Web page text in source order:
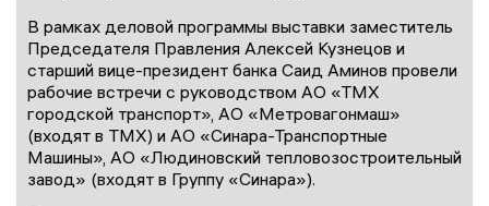
В рамках деловой программы выставки заместитель
Председателя Правления Алексей Кузнецов и
старший вице-президент банка Саид Аминов провели
рабочие встречи с руководством АО «ТМХ
городской транспорт», АО «Метровагонмаш»
(входят в ТМХ) и АО «Синара-Транспортные
Машины», АО «Людиновский тепловозостроительный
завод» (входят в Группу «Синара»).